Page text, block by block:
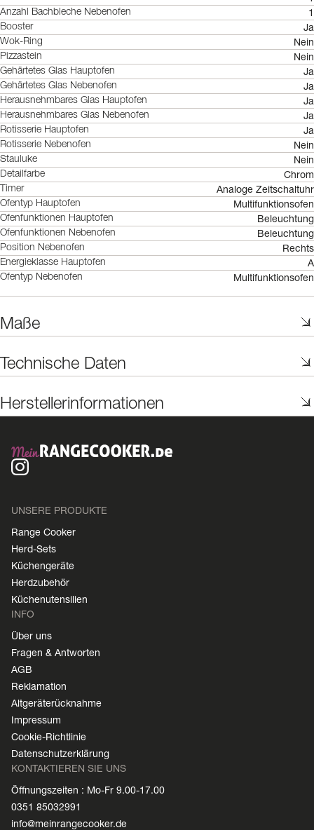
Anzahl Bachbleche Nebenofen 1
Booster Ja
Wok-Ring Nein
Pizzastein Nein
Gehärtetes Glas Hauptofen Ja
Gehärtetes Glas Nebenofen Ja
Herausnehmbares Glas Hauptofen Ja
Herausnehmbares Glas Nebenofen Ja
Rotisserie Hauptofen Ja
Rotisserie Nebenofen Nein
Stauluke Nein
Detailfarbe Chrom
Timer Analoge Zeitschaltuhr
Ofentyp Hauptofen Multifunktionsofen
Ofenfunktionen Hauptofen Beleuchtung
Ofenfunktionen Nebenofen Beleuchtung
Position Nebenofen Rechts
Energieklasse Hauptofen A
Ofentyp Nebenofen Multifunktionsofen
Maße
Technische Daten
Herstellerinformationen
UNSERE PRODUKTE
Range Cooker
Herd-Sets
Küchengeräte
Herdzubehör
Küchenutensilien
INFO
Über uns
Fragen & Antworten
AGB
Reklamation
Altgeräterücknahme
Impressum
Cookie-Richtlinie
Datenschutzerklärung
KONTAKTIEREN SIE UNS
Öffnungszeiten : Mo-Fr 9.00-17.00
0351 85032991
info@meinrangecooker.de